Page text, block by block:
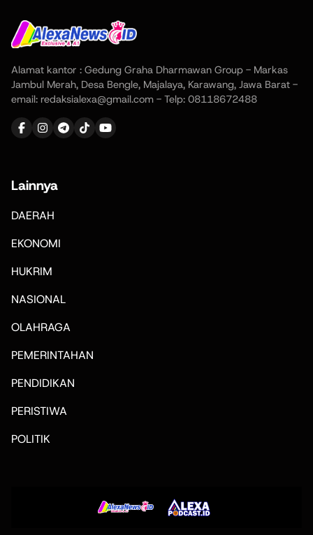
Alamat kantor : Gedung Graha Dharmawan Group - Markas
Jambul Merah, Desa Bengle, Majalaya, Karawang, Jawa Barat -
email: redaksialexa@gmail.com - Telp: 08118672488
Lainnya
DAERAH
EKONOMI
HUKRIM
NASIONAL
OLAHRAGA
PEMERINTAHAN
PENDIDIKAN
PERISTIWA
POLITIK